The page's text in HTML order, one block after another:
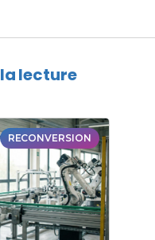
la lecture
RECONVERSION